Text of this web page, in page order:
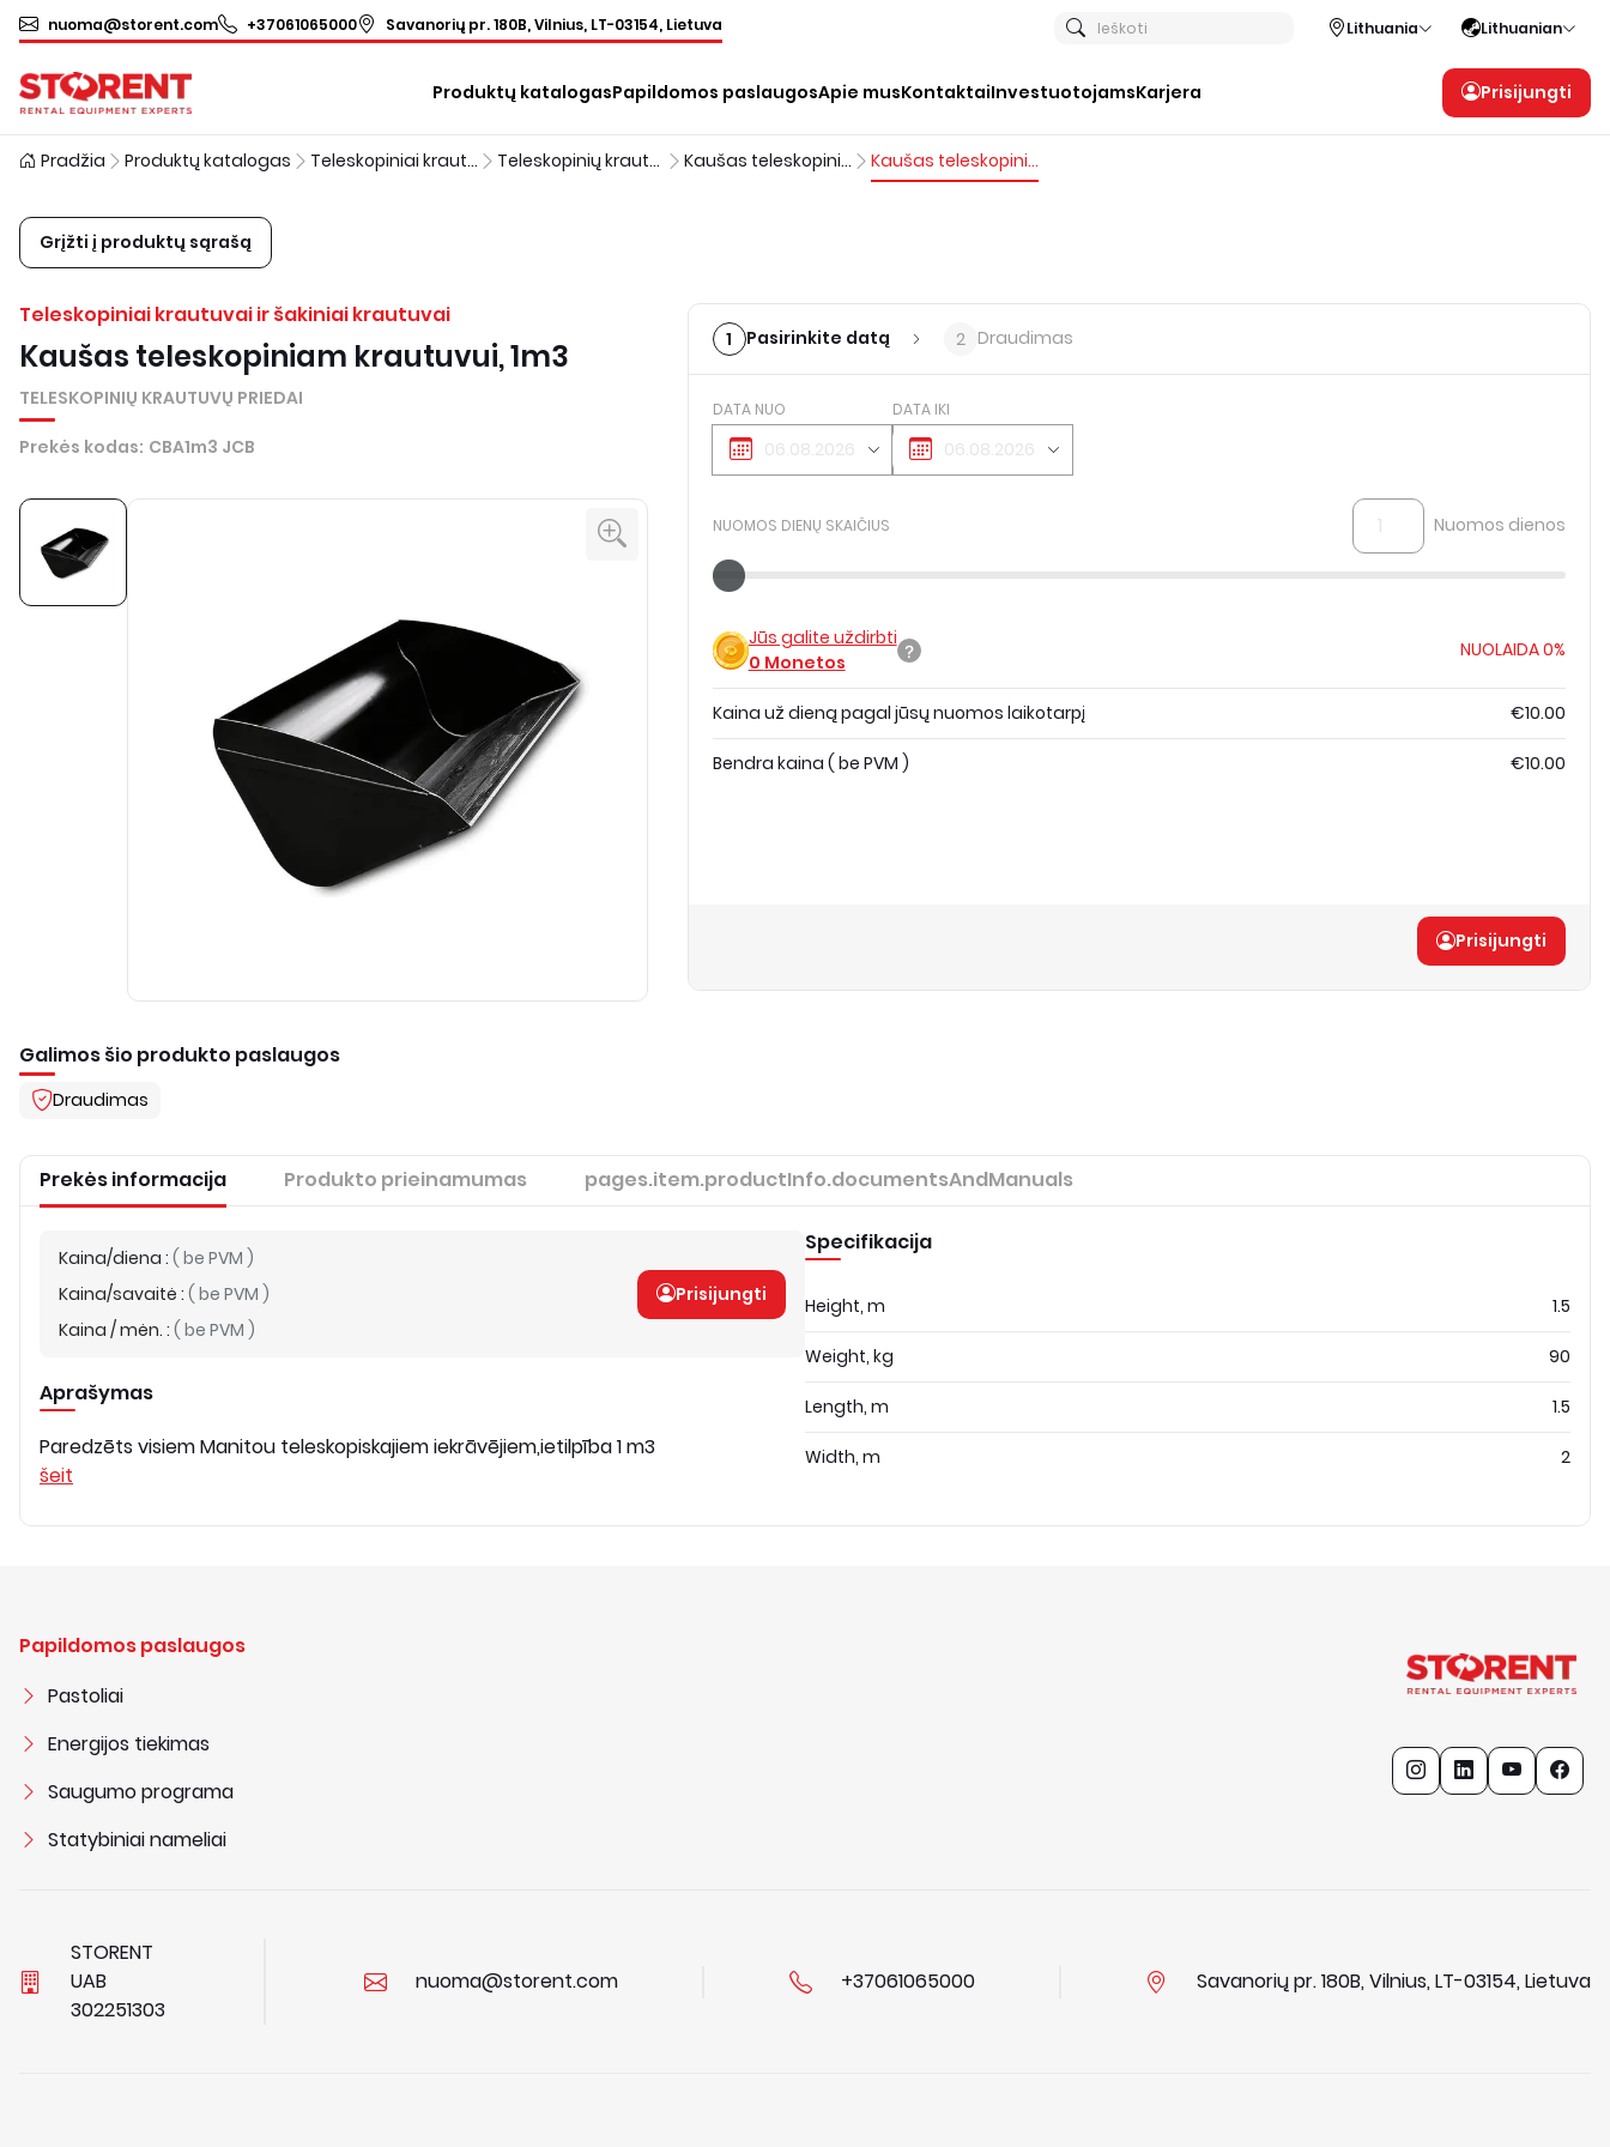
nuoma@storent.com +37061065000 Savanorių pr. 180B, Vilnius, LT-03154, Lietuva Ieškoti Lithuania Lithuanian
Produktų katalogasPapildomos paslaugosApie musKontaktaiInvestuotojamsKarjera Prisijungti
Pradžia Produktų katalogas Teleskopiniai krautuvai ir šakiniai krautuvai Teleskopinių krautuvų priedai Kaušas teleskopiniam krautuvui, <1,0 m³ Kaušas teleskopiniam krautuvui, 1m3
Grįžti į produktų sąrašą
Teleskopiniai krautuvai ir šakiniai krautuvai
Kaušas teleskopiniam krautuvui, 1m3
TELESKOPINIŲ KRAUTUVŲ PRIEDAI
Prekės kodas: CBA1m3 JCB
Galimos šio produkto paslaugos
Draudimas
1 Pasirinkite datą 2 Draudimas
DATA NUO DATA IKI
NUOMOS DIENŲ SKAIČIUS Nuomos dienos
Jūs galite uždirbti
0 Monetos
NUOLAIDA0%
Kaina už dieną pagal jūsų nuomos laikotarpį €10.00
Bendra kaina ( be PVM ) €10.00
Prisijungti
Prekės informacija Produkto prieinamumas pages.item.productInfo.documentsAndManuals
Kaina/diena : ( be PVM )
Kaina/savaitė : ( be PVM )
Kaina / mėn. : ( be PVM )
Prisijungti
Aprašymas
Paredzēts visiem Manitou teleskopiskajiem iekrāvējiem,ietilpība 1 m3
šeit
Specifikacija
Height, m 1.5
Weight, kg 90
Length, m 1.5
Width, m 2
Papildomos paslaugos
Pastoliai
Energijos tiekimas
Saugumo programa
Statybiniai nameliai
STORENT
UAB
302251303
nuoma@storent.com +37061065000 Savanorių pr. 180B, Vilnius, LT-03154, Lietuva